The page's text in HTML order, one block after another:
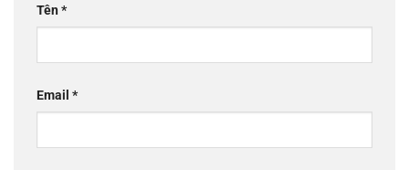
Tên*
Email *